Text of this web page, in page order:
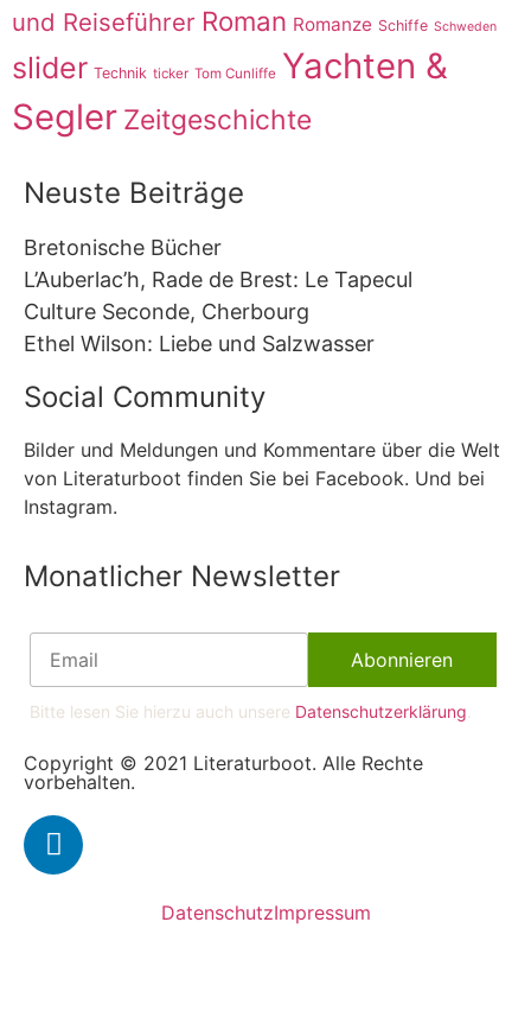
und Reiseführer Roman Romanze Schiffe Schweden
slider Technik ticker Tom Cunliffe Yachten &
Segler Zeitgeschichte
Neuste Beiträge
Bretonische Bücher
L’Auberlac’h, Rade de Brest: Le Tapecul
Culture Seconde, Cherbourg
Ethel Wilson: Liebe und Salzwasser
Social Community
Bilder und Meldungen und Kommentare über die Welt
von Literaturboot finden Sie bei Facebook. Und bei
Instagram.
Monatlicher Newsletter
Bitte lesen Sie hierzu auch unsere Datenschutzerklärung
Copyright © 2021 Literaturboot. Alle Rechte
vorbehalten.
DatenschutzImpressum